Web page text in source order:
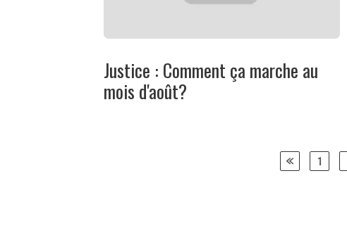
Justice : Comment ça marche au
mois d'août?
1